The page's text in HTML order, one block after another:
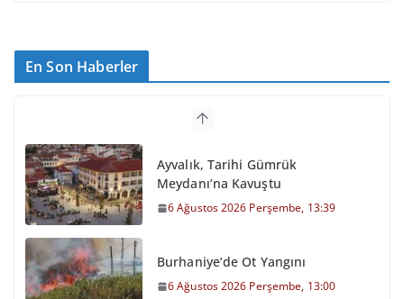
En Son Haberler
Ayvalık, Tarihi Gümrük
Meydanı’na Kavuştu
6 Ağustos 2026 Perşembe, 13:39
Burhaniye’de Ot Yangını
6 Ağustos 2026 Perşembe, 13:00